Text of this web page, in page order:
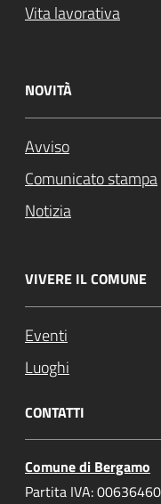
Vita lavorativa
NOVITÀ
Avviso
Comunicato stampa
Notizia
VIVERE IL COMUNE
Eventi
Luoghi
CONTATTI
Comune di Bergamo
Partita IVA: